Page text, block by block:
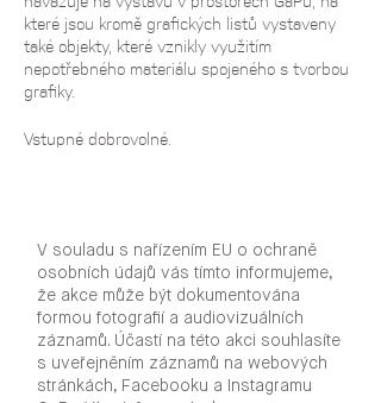
které jsou kromě grafických listů vystaveny
také objekty, které vznikly využitím
nepotřebného materiálu spojeného s tvorbou
grafiky.
Vstupné dobrovolné.
V souladu s nařízením EU o ochraně
osobních údajů vás tímto informujeme,
že akce může být dokumentována
formou fotografií a audiovizuálních
záznamů. Účastí na této akci souhlasíte
s uveřejněním záznamů na webových
stránkách, Facebooku a Instagramu